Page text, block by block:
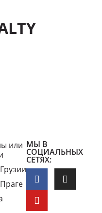
или МЫ В
СОЦИАЛЬНЫХ
СЕТЯХ: